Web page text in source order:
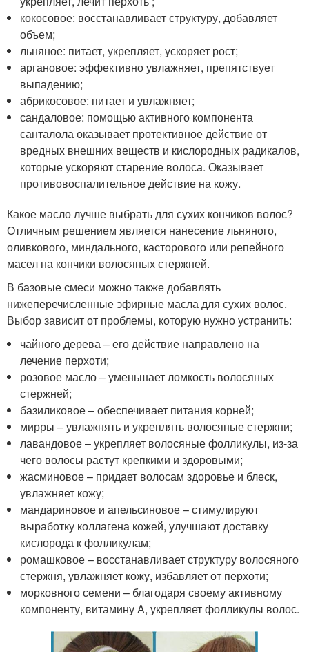
кокосовое: восстанавливает структуру, добавляет
объем;
льняное: питает, укрепляет, ускоряет рост;
аргановое: эффективно увлажняет, препятствует
выпадению;
абрикосовое: питает и увлажняет;
сандаловое: помощью активного компонента
санталола оказывает протективное действие от
вредных внешних веществ и кислородных радикалов,
которые ускоряют старение волоса. Оказывает
противовоспалительное действие на кожу.
Какое масло лучше выбрать для сухих кончиков волос?
Отличным решением является нанесение льняного,
оливкового, миндального, касторового или репейного
масел на кончики волосяных стержней.
В базовые смеси можно также добавлять
нижеперечисленные эфирные масла для сухих волос.
Выбор зависит от проблемы, которую нужно устранить:
чайного дерева – его действие направлено на
лечение перхоти;
розовое масло – уменьшает ломкость волосяных
стержней;
базиликовое – обеспечивает питания корней;
мирры – увлажнять и укреплять волосяные стержни;
лавандовое – укрепляет волосяные фолликулы, из-за
чего волосы растут крепкими и здоровыми;
жасминовое – придает волосам здоровье и блеск,
увлажняет кожу;
мандариновое и апельсиновое – стимулируют
выработку коллагена кожей, улучшают доставку
кислорода к фолликулам;
ромашковое – восстанавливает структуру волосяного
стержня, увлажняет кожу, избавляет от перхоти;
морковного семени – благодаря своему активному
компоненту, витамину A, укрепляет фолликулы волос.